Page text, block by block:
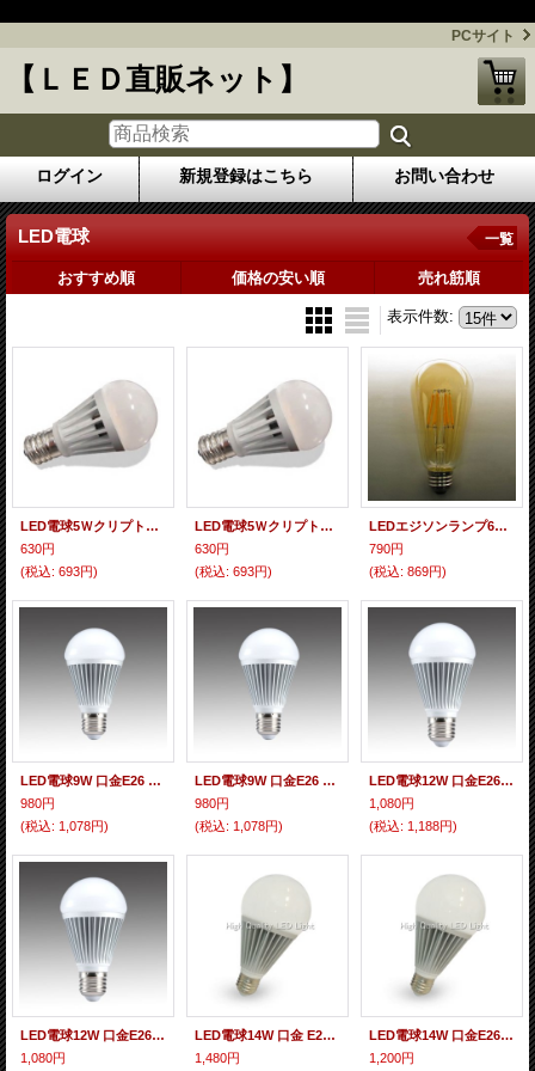
PCサイト
【ＬＥＤ直販ネット】
ログイン 新規登録はこちら お問い合わせ
LED電球 一覧
おすすめ順 価格の安い順 売れ筋順
表示件数:
LED電球5Ｗクリプトン球タイプ 口金E17 50W形 白色相当
630円
(税込: 693円)
LED電球5Ｗクリプトン球タイプ 口金E17 50W形 電球色相当
630円
(税込: 693円)
LEDエジソンランプ6W 口金E26 2200K 濃い電球色
790円
(税込: 869円)
LED電球9W 口金E26 昼光色（白色） 60W相当
980円
(税込: 1,078円)
LED電球9W 口金E26 電球色 60W相当
980円
(税込: 1,078円)
LED電球12W 口金E26 電球色 100W相当
1,080円
(税込: 1,188円)
LED電球12W 口金E26 昼光色（白色） 100W相当
1,080円
LED電球14W 口金 E26 電球色 120W相当
1,480円
LED電球14W 口金E26 昼光色（白色） 120W相当
1,200円